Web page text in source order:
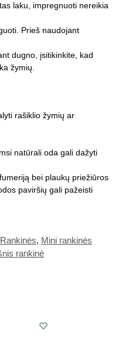
laku, impregnuoti nereikia
Prieš naudojant
dugno, įsitikinkite, kad
žymių.
rašiklio žymių ar
natūrali oda gali dažyti
bei plaukų priežiūros
paviršių gali pažeisti
Rankinės, Mini rankinės
rankinė